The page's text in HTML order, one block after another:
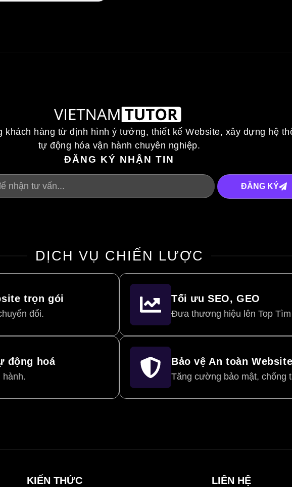
khách hàng từ định hình ý tưởng, thiết kế Website, xây dựng hệ
tự động hóa vận hành chuyên nghiệp.
ĐĂNG KÝ NHẬN TIN
ĐĂNG KÝ
DỊCH VỤ CHIẾN LƯỢC
trọn gói
đổi.
động hoá
hành.
Tối ưu SEO, GEO
Đưa thương hiệu lên Top
Bảo vệ An toàn Website
Tăng cường bảo mật, chống
KIẾN THỨC LIÊN HỆ